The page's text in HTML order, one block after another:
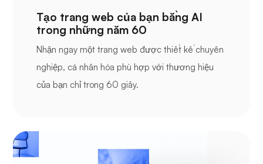
Tạo trang web của bạn bằng AI
trong những năm 60
Nhận ngay một trang web được thiết kế chuyên
nghiệp, cá nhân hóa phù hợp với thương hiệu
của bạn chỉ trong 60 giây.